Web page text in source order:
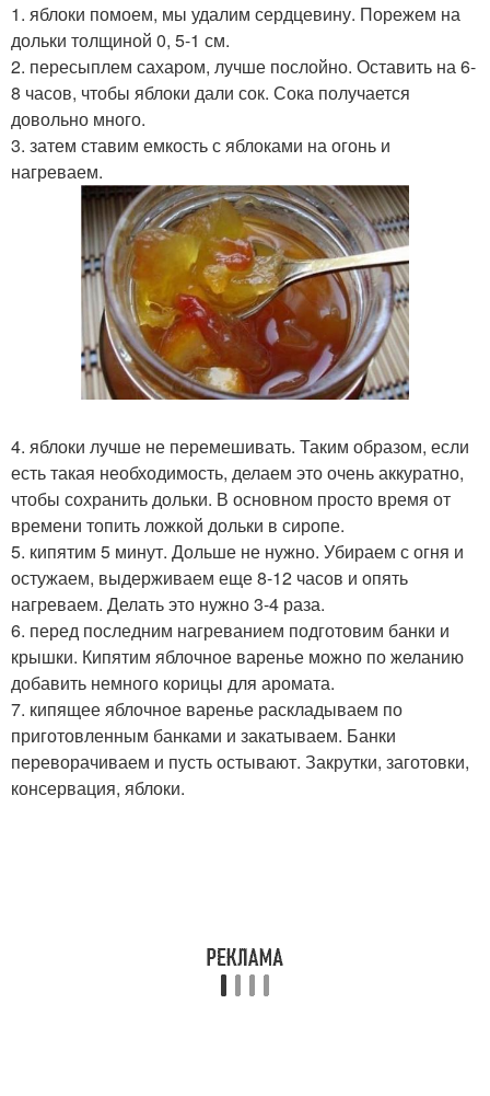
1. яблоки помоем, мы удалим сердцевину. Порежем на
дольки толщиной 0, 5-1 см.
2. пересыплем сахаром, лучше послойно. Оставить на 6-
8 часов, чтобы яблоки дали сок. Сока получается
довольно много.
3. затем ставим емкость с яблоками на огонь и
нагреваем.
4. яблоки лучше не перемешивать. Таким образом, если
есть такая необходимость, делаем это очень аккуратно,
чтобы сохранить дольки. В основном просто время от
времени топить ложкой дольки в сиропе.
5. кипятим 5 минут. Дольше не нужно. Убираем с огня и
остужаем, выдерживаем еще 8-12 часов и опять
нагреваем. Делать это нужно 3-4 раза.
6. перед последним нагреванием подготовим банки и
крышки. Кипятим яблочное варенье можно по желанию
добавить немного корицы для аромата.
7. кипящее яблочное варенье раскладываем по
приготовленным банками и закатываем. Банки
переворачиваем и пусть остывают. Закрутки, заготовки,
консервация, яблоки.